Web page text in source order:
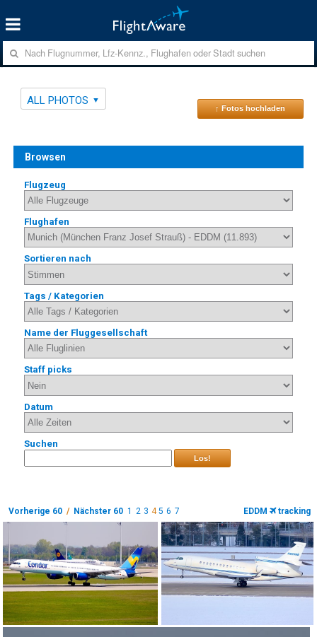
ALL PHOTOS
↑ Fotos hochladen
Browsen
Flugzeug
Flughafen
Sortieren nach
Tags / Kategorien
Name der Fluggesellschaft
Staff picks
Datum
Suchen
Los!
Vorherige 60 / Nächster 60 1 2 3 45 6 7 EDDM tracking